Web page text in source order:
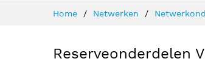
Home Netwerken
Reserveonderdelen